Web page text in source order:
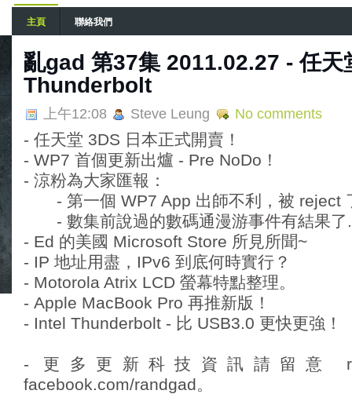
主頁 聯絡我們
亂gad 第37集 2011.02.27 - 任天
Thunderbolt
上午12:08 Steve Leung No comments
- 任天堂 3DS 日本正式開賣！
- WP7 首個更新出爐 - Pre NoDo！
- 涼粉為大家匯報：
- 第一個 WP7 App 出師不利，被 reject
- 數集前說過的數碼通漫游事件有結果了
- Ed 的美國 Microsoft Store 所見所聞~
- IP 地址用盡，IPv6 到底何時實行？
- Motorola Atrix LCD 螢幕特點整理。
- Apple MacBook Pro 再推新版！
- Intel Thunderbolt - 比 USB3.0 更快更強！
- 更多更新科技資訊請留意
facebook.com/randgad。